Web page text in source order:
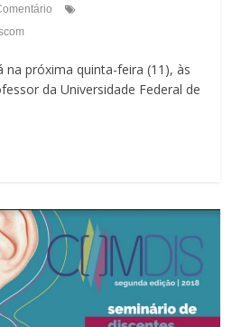
na próxima quinta-feira (11), às
da Universidade Federal de